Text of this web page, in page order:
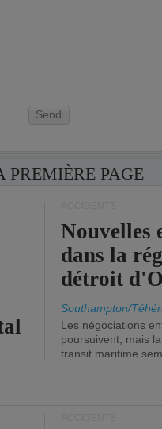
Send
PREMIÈRE PAGE
Nouvelles
dans la
détroit
Southampton/
Les négociations
poursuivent, mais
transit maritime